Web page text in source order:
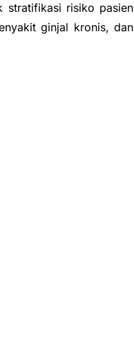
stratifikasi risiko pasien
ginjal kronis, dan